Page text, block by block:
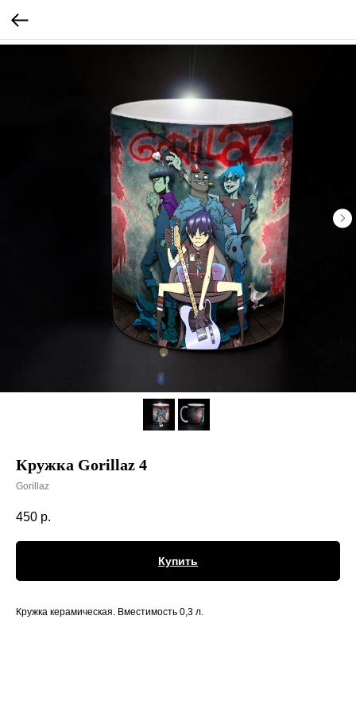
Кружка Gorillaz 4
Gorillaz
450 р.
Купить
Кружка керамическая. Вместимость 0,3 л.